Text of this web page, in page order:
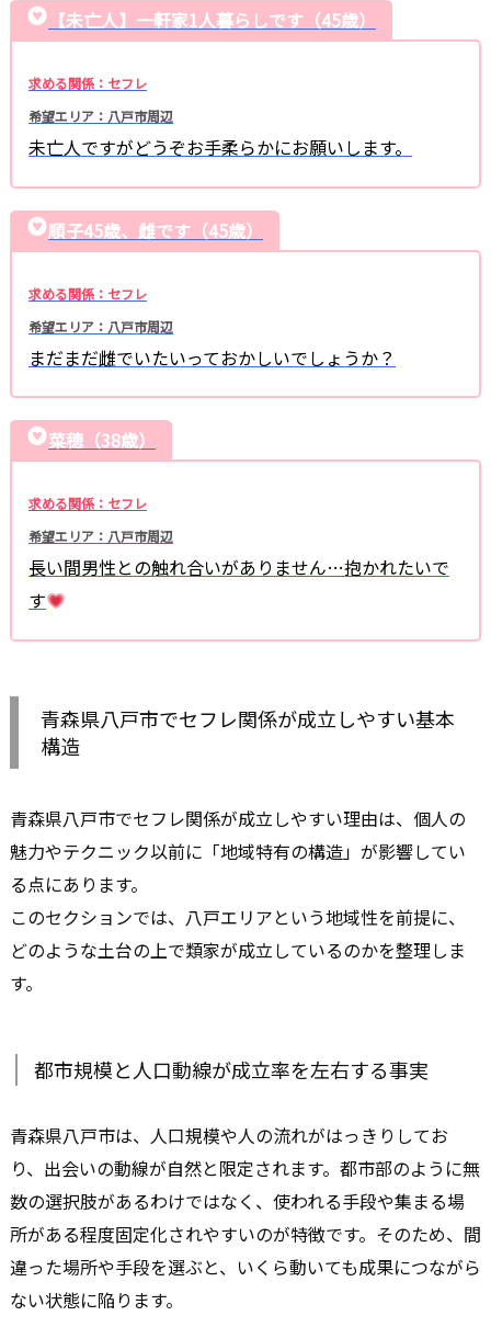
【未亡人】一軒家1人暮らしです（45歳）
求める関係：セフレ
希望エリア：八戸市周辺
未亡人ですがどうぞお手柔らかにお願いします。
順子45歳、雌です（45歳）
求める関係：セフレ
希望エリア：八戸市周辺
まだまだ雌でいたいっておかしいでしょうか？
菜穂（38歳）
求める関係：セフレ
希望エリア：八戸市周辺
長い間男性との触れ合いがありません…抱かれたいで
す
青森県八戸市でセフレ関係が成立しやすい基本
構造
青森県八戸市でセフレ関係が成立しやすい理由は、個人の
魅力やテクニック以前に「地域特有の構造」が影響してい
る点にあります。
このセクションでは、八戸エリアという地域性を前提に、
どのような土台の上で類家が成立しているのかを整理しま
す。
都市規模と人口動線が成立率を左右する事実
青森県八戸市は、人口規模や人の流れがはっきりしてお
り、出会いの動線が自然と限定されます。都市部のように無
数の選択肢があるわけではなく、使われる手段や集まる場
所がある程度固定化されやすいのが特徴です。そのため、間
違った場所や手段を選ぶと、いくら動いても成果につながら
ない状態に陥ります。